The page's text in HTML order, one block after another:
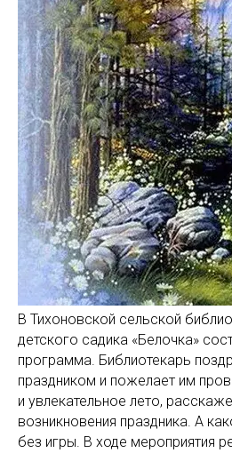
В Тихоновской сельской
детского садика «Белочка»
программа. Библиотекарь
праздником и пожелает им
и увлекательное лето,
возникновения праздника. А
без игры. В ходе мероприятия